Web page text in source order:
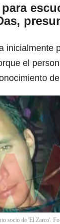
inicialmente
el
socio de 'El Zarco'.